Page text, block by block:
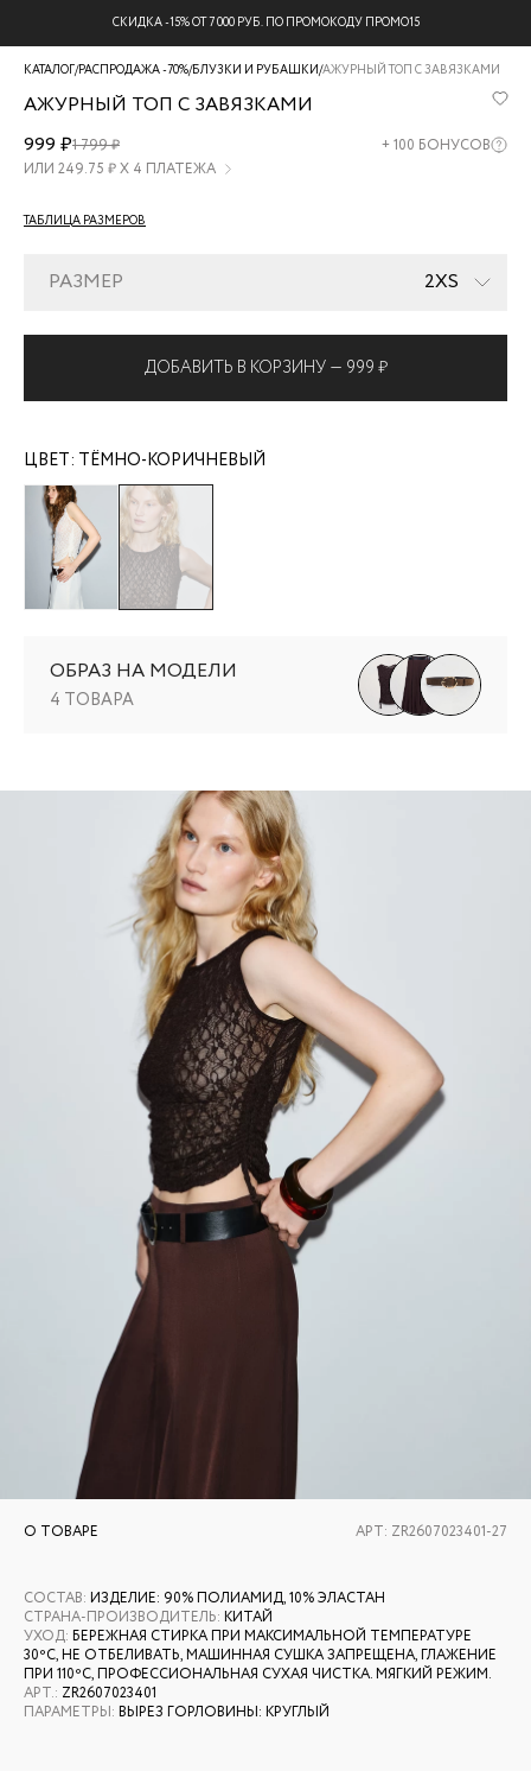
СКИДКА -15% ОТ 7 000 РУБ. ПО ПРОМОКОДУ ПРОМО15
КАТАЛОГ/РАСПРОДАЖА -70%/БЛУЗКИ И РУБАШКИ/АЖУРНЫЙ ТОП С ЗАВЯЗКАМИ
АЖУРНЫЙ ТОП С ЗАВЯЗКАМИ
ZR2607023401-
27
999 ₽1 799 ₽ +100 БОНУСОВ
ИЛИ 249.75 ₽ Х 4 ПЛАТЕЖА
ТАБЛИЦА РАЗМЕРОВ
РАЗМЕР 2XS
ДОБАВИТЬ В КОРЗИНУ — 999 ₽
ЦВЕТ: ТЁМНО-КОРИЧНЕВЫЙ
ОБРАЗ НА МОДЕЛИ
4 ТОВАРА
О ТОВАРЕ АРТ: ZR2607023401-27
СОСТАВ: ИЗДЕЛИЕ: 90% ПОЛИАМИД, 10% ЭЛАСТАН
СТРАНА-ПРОИЗВОДИТЕЛЬ: КИТАЙ
УХОД: БЕРЕЖНАЯ СТИРКА ПРИ МАКСИМАЛЬНОЙ ТЕМПЕРАТУРЕ
30ºС, НЕ ОТБЕЛИВАТЬ, МАШИННАЯ СУШКА ЗАПРЕЩЕНА, ГЛАЖЕНИЕ
ПРИ 110ºС, ПРОФЕССИОНАЛЬНАЯ СУХАЯ ЧИСТКА. МЯГКИЙ РЕЖИМ.
АРТ.: ZR2607023401
ПАРАМЕТРЫ: ВЫРЕЗ ГОРЛОВИНЫ: КРУГЛЫЙ